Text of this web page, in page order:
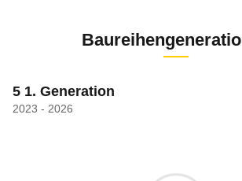
5 1. Generation
2023 - 2026